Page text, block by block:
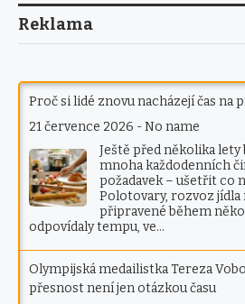
Proč si lidé znovu nacházejí čas na
21 července 2026 -No name
Ještě před několika
mnoha každodenních
požadavek – ušetřit co
Polotovary, rozvoz jídla
připravené během
odpovídaly tempu, ve…
Olympijská medailistka Tereza
přesnost není jen otázkou času
Reklama